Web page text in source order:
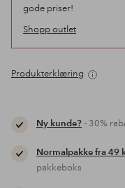
gode priser!
Shopp outlet
Produkterklæring
Ny kunde?- 30%
Normalpakke fra 49
pakkeboks